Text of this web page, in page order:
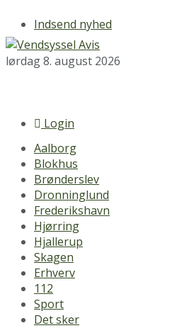
Indsend nyhed
lørdag 8. august 2026
Login
Aalborg
Blokhus
Brønderslev
Dronninglund
Frederikshavn
Hjørring
Hjallerup
Skagen
Erhverv
112
Sport
Det sker